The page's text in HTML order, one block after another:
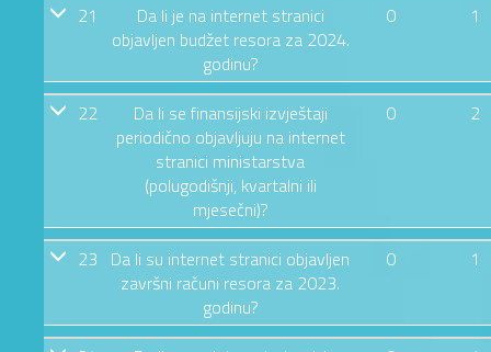
21
Da li je na internet stranici
objavljen budžet resora za 2024.
godinu?
0 1
22
Da li se finansijski izvještaji
periodično objavljuju na internet
stranici ministarstva
(polugodišnji, kvartalni ili
mjesečni)?
0 2
23 Da li su internet stranici objavljen
završni računi resora za 2023.
godinu?
0 1